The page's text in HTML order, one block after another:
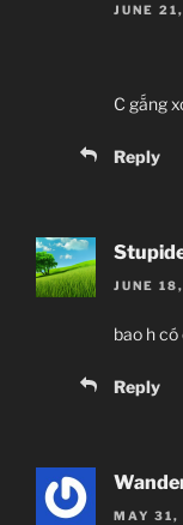
JUNE
C gắng
Reply
JUNE
bao h có
Reply
MAY 31,